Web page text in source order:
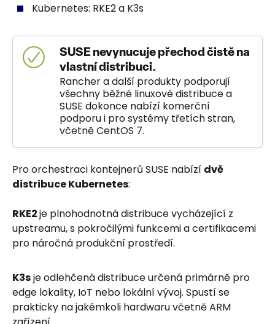
Kubernetes: RKE2 a K3s
SUSE nevynucuje přechod čistě na
vlastní distribuci.
Rancher a další produkty podporují
všechny běžné linuxové distribuce a
SUSE dokonce nabízí komerční
podporu i pro systémy třetích stran,
včetně CentOS 7.
Pro orchestraci kontejnerů SUSE nabízí dvě
distribuce Kubernetes:
RKE2je plnohodnotná distribuce vycházející z
upstreamu, s pokročilými funkcemi a certifikacemi
pro náročná produkční prostředí.
K3sje odlehčená distribuce určená primárně pro
edge lokality, IoT nebo lokální vývoj. Spustí se
prakticky na jakémkoli hardwaru včetně ARM